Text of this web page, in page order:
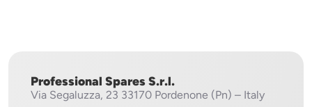
Professional Spares S.r.l.
Via Segaluzza, 23 33170 Pordenone (Pn) – Italy